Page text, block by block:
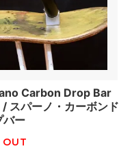
Carbon Drop Bar
スパーノ・カーボンド
バー
OUT